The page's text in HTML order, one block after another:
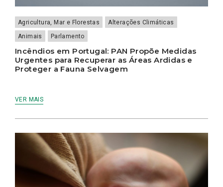
Agricultura, Mar e Florestas
Alterações Climáticas
Animais
Parlamento
Incêndios em Portugal: PAN Propõe Medidas
Urgentes para Recuperar as Áreas Ardidas e
Proteger a Fauna Selvagem
VER MAIS